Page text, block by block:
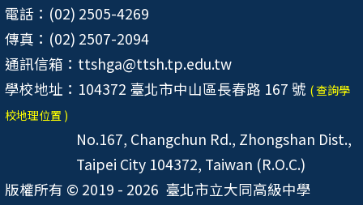
電話：(02) 2505-4269
傳真：(02) 2507-2094
通訊信箱：ttshga@ttsh.tp.edu.tw
學校地址：104372 臺北市中山區長春路 167 號 ( 查詢學
校地理位置 )
No.167, Changchun Rd., Zhongshan Dist.,
Taipei City 104372, Taiwan (R.O.C.)
版權所有 © 2019 - 2026 臺北市立大同高級中學